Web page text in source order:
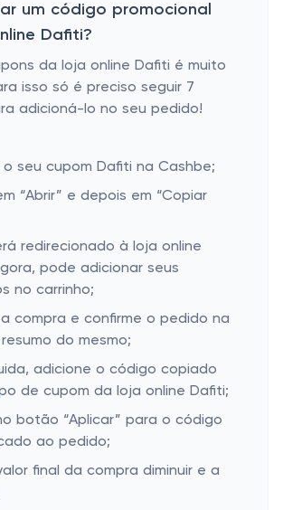
um código promocional
Dafiti?
da loja online Dafiti é muito
isso só é preciso seguir 7
adicioná-lo no seu pedido!
o seu cupom Dafiti na Cashbe;
“Abrir” e depois em “Copiar
redirecionado à loja online
pode adicionar seus
no carrinho;
a compra e confirme o pedido na
do mesmo;
adicione o código copiado
de cupom da loja online Dafiti;
botão “Aplicar” para o código
ao pedido;
final da compra diminuir e a